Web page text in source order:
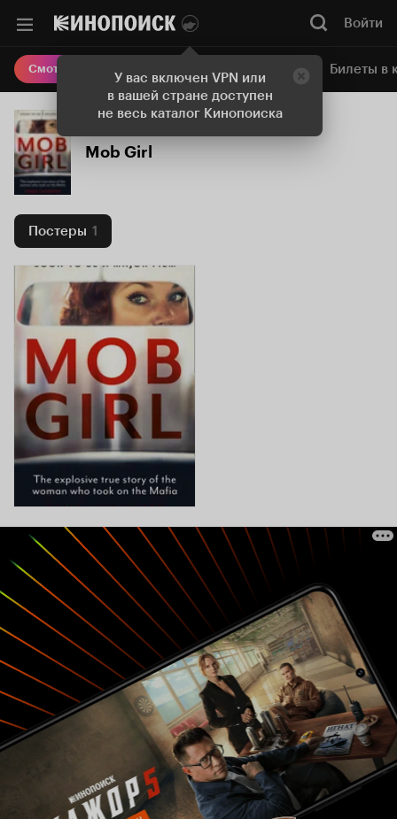
У вас включен VPN или
в вашей стране доступен
не весь каталог Кинопоиска
Войти
Смотреть кино Онлайн-кинотеатр Билеты в
Mob Girl
Постеры 1